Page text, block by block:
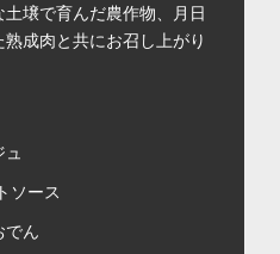
壌で育んだ農作物、月日
成肉と共にお召し上がり
ソース
でん